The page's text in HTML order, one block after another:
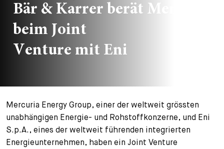
Deals & Cases
Publikationen
Publikation
Guide
Karriere
Arbeiten bei uns
Übersicht
+
Stellen
Suche
Bär & Karrer berät Mercuria
beim Joint
Venture mit Eni
Mercuria Energy Group, einer der weltweit grössten
unabhängigen Energie- und Rohstoffkonzerne, und Eni
S.p.A., eines der weltweit führenden integrierten
Energieunternehmen, haben ein Joint Venture